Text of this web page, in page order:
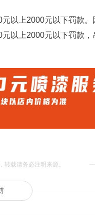
以上2000元以下罚款
以上2000元以下罚款，
载请务必注明来源。